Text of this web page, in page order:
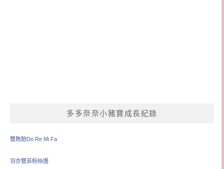
多多奈奈小豬寶成長紀錄
雙胞胎Do Re Mi Fa
羽亦雙菲粉絲團